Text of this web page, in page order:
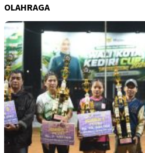
OLAHRAGA